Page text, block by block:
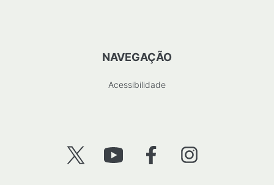
NAVEGAÇÃO
Acessibilidade